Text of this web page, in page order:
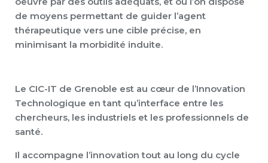
de moyens permettant de guider l’agent
thérapeutique vers une cible précise, en
minimisant la morbidité induite.
Le CIC-IT de Grenoble est au cœur de l’Innovation
Technologique en tant qu’interface entre les
chercheurs, les industriels et les professionnels de
santé.
Il accompagne l’innovation tout au long du cycle